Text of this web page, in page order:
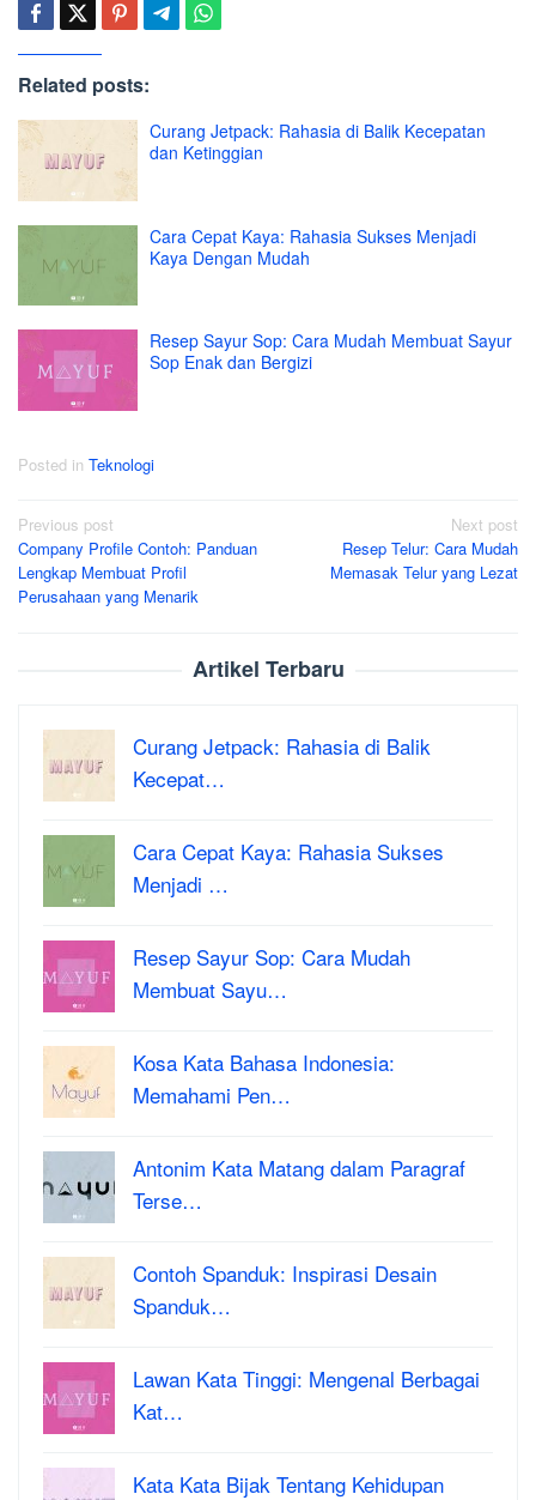
Related posts:
Curang Jetpack: Rahasia di Balik Kecepatan
dan Ketinggian
Cara Cepat Kaya: Rahasia Sukses Menjadi
Kaya Dengan Mudah
Resep Sayur Sop: Cara Mudah Membuat Sayur
Sop Enak dan Bergizi
Posted in Teknologi
Post
navigation
Previous post
Company Profile Contoh: Panduan
Lengkap Membuat Profil
Perusahaan yang Menarik
Next post
Resep Telur: Cara Mudah
Memasak Telur yang Lezat
Artikel Terbaru
Curang Jetpack: Rahasia di Balik
Kecepat…
Cara Cepat Kaya: Rahasia Sukses
Menjadi …
Resep Sayur Sop: Cara Mudah
Membuat Sayu…
Kosa Kata Bahasa Indonesia:
Memahami Pen…
Antonim Kata Matang dalam Paragraf
Terse…
Contoh Spanduk: Inspirasi Desain
Spanduk…
Lawan Kata Tinggi: Mengenal Berbagai
Kat…
Kata Kata Bijak Tentang Kehidupan